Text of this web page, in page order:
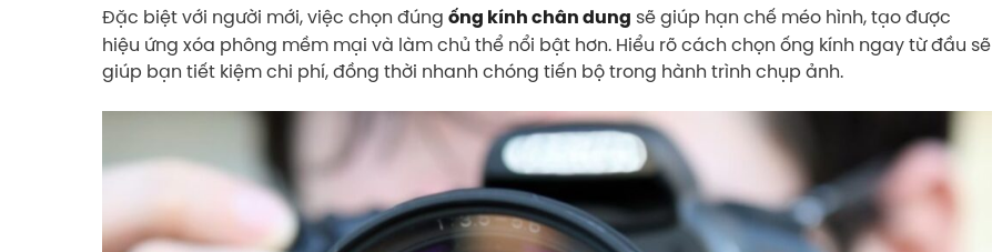
Đặc biệt với người mới, việc chọn đúng ống kính chân dung sẽ giúp hạn chế méo hình, tạo được
hiệu ứng xóa phông mềm mại và làm chủ thể nổi bật hơn. Hiểu rõ cách chọn ống kính ngay từ đầu sẽ
giúp bạn tiết kiệm chi phí, đồng thời nhanh chóng tiến bộ trong hành trình chụp ảnh.